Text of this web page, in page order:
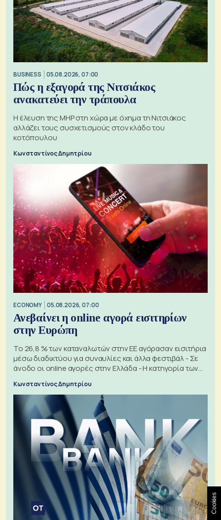
BUSINESS 05.08.2026, 07:00
Πώς η εξαγορά της Νιτσιάκος
ανακατεύει την τράπουλα
H έλευση της MHP στη χώρα με όχημα τη Νιτσιάκος
αλλάζει τους συσχετισμούς στον κλάδο του
κοτόπουλου
Κωνσταντίνος Δημητρίου
ECONOMY 05.08.2026, 07:00
Ανεβαίνει η online αγορά εισιτηρίων
στην Ευρώπη
Το 26,8 % των καταναλωτών στην ΕΕ αγόρασαν εισιτήρια
μέσω διαδικτύου για συναυλίες και άλλα φεστιβάλ - Σε
άνοδο οι online αγορές στην Ελλάδα - Η κατηγορία των
εισιτηρίων
Κωνσταντίνος Δημητρίου
Cookies